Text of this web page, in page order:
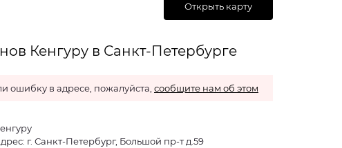
Открыть карту
Кенгуру в Санкт-Петербурге
ошибку в адресе, пожалуйста, сообщите нам об этом
г. Санкт-Петербург, Большой пр-т д.59